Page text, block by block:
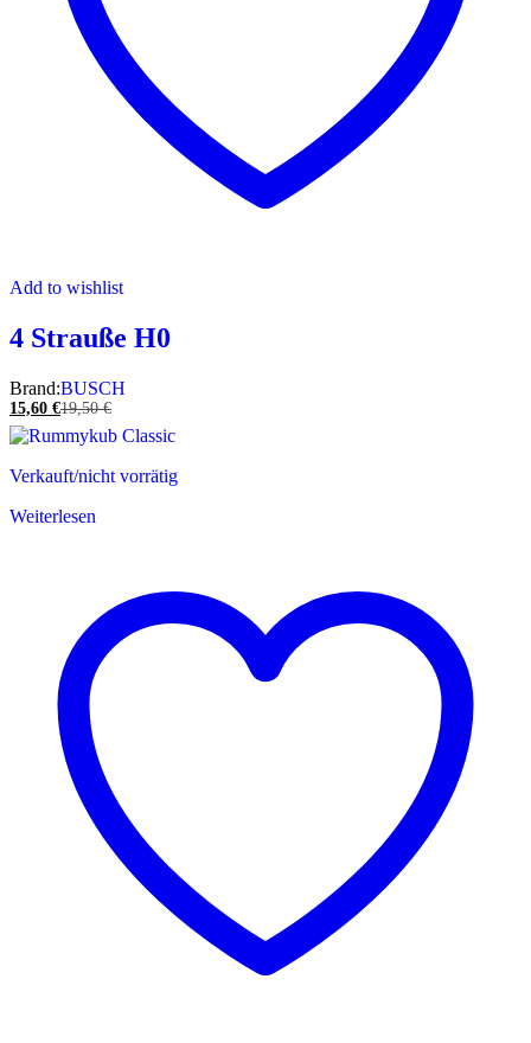
Add to wishlist
4 Strauße H0
Brand:BUSCH
15,60 €19,50€
Verkauft/nicht vorrätig
Weiterlesen